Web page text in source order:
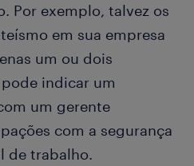
Por exemplo, talvez os
em sua empresa
um ou dois
indicar um
um gerente
com a segurança
de trabalho.